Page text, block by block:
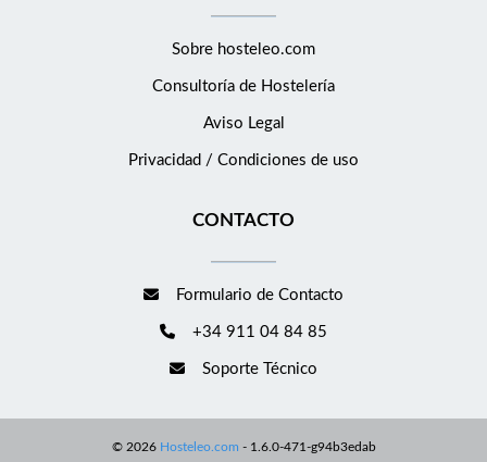
Sobre hosteleo.com
Consultoría de Hostelería
Aviso Legal
Privacidad / Condiciones de uso
CONTACTO
Formulario de Contacto
+34 911 04 84 85
Soporte Técnico
© 2026 Hosteleo.com - 1.6.0-471-g94b3edab